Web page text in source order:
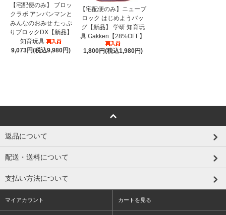
【宅配便のみ】 ブロッ
クラボ アンパンマンと
みんなのおみせ たっぷ
りブロックDX【新品】
知育玩具
9,073円(税込9,980円)
【宅配便のみ】ニューブ
ロック はじめようバッ
グ【新品】 学研 知育玩
具 Gakken【28%OFF】
1,800円(税込1,980円)
返品について
配送・送料について
支払い方法について
マイアカウント カートを見る